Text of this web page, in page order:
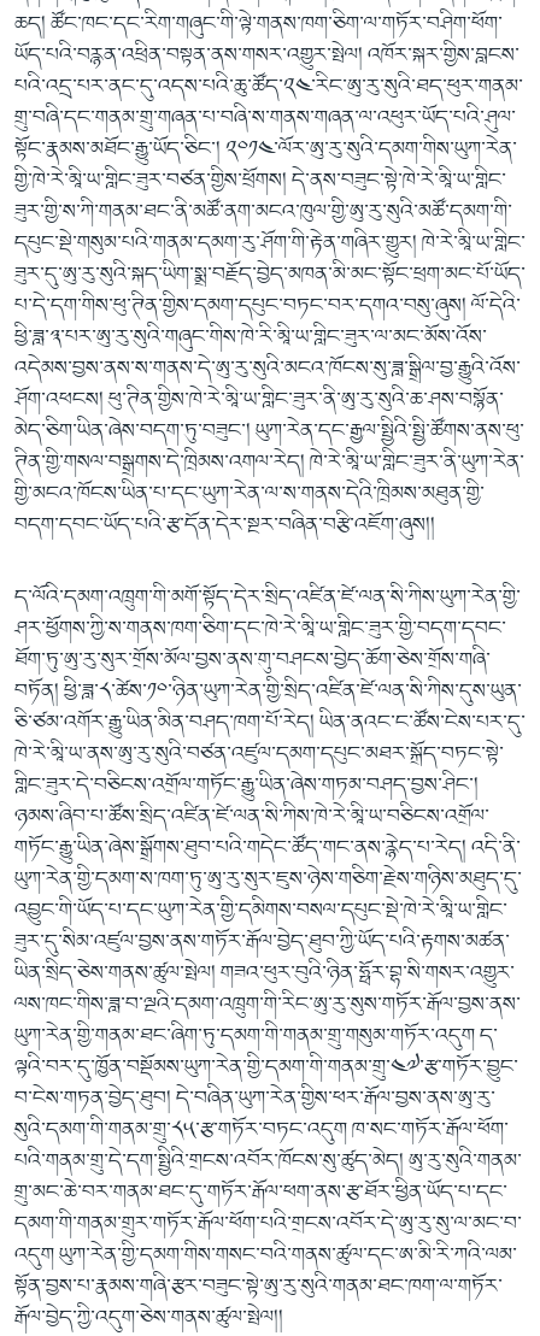
ཆད། ཚོང་ཁང་དང་རིག་གཞུང་གི་ལྟེ་གནས་ཁག་ཅིག་ལ་གཏོར་བཤིག་ཕོག་
ཡོད་པའི་བརྙན་འཕྲིན་བསྟན་ནས་གསར་འགྱུར་སྤེལ། འཁོར་སྐར་གྱིས་བླངས་
པའི་འདྲ་པར་ནང་དུ་འདས་པའི་ཆུ་ཚོད་༢༤་རིང་ཨུ་རུ་སུའི་ཐད་ཕུར་གནམ་
གྲུ་བཞི་དང་གནམ་གྲུ་གཞན་པ་བཞི་ས་གནས་གཞན་ལ་འཕུར་ཡོད་པའི་ཤུལ་
སྟོང་རྣམས་མཐོང་རྒྱུ་ཡོད་ཅིང་། ༢༠༡༤་ལོར་ཨུ་རུ་སུའི་དམག་གིས་ཡུཀ་རེན་
གྱི་ཁེ་རེ་མཱི་ཡ་གླིང་ཟུར་བཙན་གྱིས་ཕྲོགས། དེ་ནས་བཟུང་སྟེ་ཁེ་རེ་མཱི་ཡ་གླིང་
ཟུར་གྱི་ས་ཀི་གནམ་ཐང་ནི་མཚོ་ནག་མངའ་ཁུལ་གྱི་ཨུ་རུ་སུའི་མཚོ་དམག་གི་
དཔུང་སྡེ་གསུམ་པའི་གནམ་དམག་རུ་ཤོག་གི་རྟེན་གཞིར་གྱུར། ཁེ་རེ་མཱི་ཡ་གླིང་
ཟུར་དུ་ཨུ་རུ་སུའི་སྐད་ཡིག་སྨྲ་བརྗོད་བྱེད་མཁན་མི་མང་སྟོང་ཕྲག་མང་པོ་ཡོད་
པ་དེ་དག་གིས་ཕུ་ཊིན་གྱིས་དམག་དཔུང་བཏང་བར་དགའ་བསུ་ཞུས། ལོ་དེའི་
ཕྱི་ཟླ་༣་པར་ཨུ་རུ་སུའི་གཞུང་གིས་ཁེ་རི་མཱི་ཡ་གླིང་ཟུར་ལ་མང་མོས་འོས་
འདེམས་བྱས་ནས་ས་གནས་དེ་ཨུ་རུ་སུའི་མངའ་ཁོངས་སུ་ཟླ་སྒྲིལ་བྱ་རྒྱུའི་འོས་
ཤོག་འཕངས། ཕུ་ཊིན་གྱིས་ཁེ་རེ་མཱི་ཡ་གླིང་ཟུར་ནི་ཨུ་རུ་སུའི་ཆ་ཤས་བསྙོན་
མེད་ཅིག་ཡིན་ཞེས་བདག་ཏུ་བཟུང་། ཡུཀ་རེན་དང་རྒྱལ་སྤྱིའི་སྤྱི་ཚོགས་ནས་ཕུ་
ཊིན་གྱི་གསལ་བསྒྲགས་དེ་ཁྲིམས་འགལ་རེད། ཁེ་རེ་མཱི་ཡ་གླིང་ཟུར་ནི་ཡུཀ་རེན་
གྱི་མངའ་ཁོངས་ཡིན་པ་དང་ཡུཀ་རེན་ལ་ས་གནས་དེའི་ཁྲིམས་མཐུན་གྱི་
བདག་དབང་ཡོད་པའི་རྩ་དོན་དེར་སྔར་བཞིན་བརྩི་འཇོག་ཞུས།།
ད་ལོའི་དམག་འཁྲུག་གི་མགོ་སྟོད་དེར་སྲིད་འཛིན་ཛེ་ལན་སི་ཀིས་ཡུཀ་རེན་གྱི་
ཤར་ཕྱོགས་ཀྱི་ས་གནས་ཁག་ཅིག་དང་ཁེ་རེ་མཱི་ཡ་གླིང་ཟུར་གྱི་བདག་དབང་
ཐོག་ཏུ་ཨུ་རུ་སུར་གྲོས་མོལ་བྱས་ནས་གུ་བཤངས་བྱེད་ཆོག་ཅེས་གྲོས་གཞི་
བཏོན། ཕྱི་ཟླ་༨་ཚེས་༡༠་ཉིན་ཡུཀ་རེན་གྱི་སྲིད་འཛིན་ཛེ་ལན་སི་ཀིས་དུས་ཡུན་
ཅི་ཙམ་འགོར་རྒྱུ་ཡིན་མིན་བཤད་ཁག་པོ་རེད། ཡིན་ནའང་ང་ཚོས་ངེས་པར་དུ་
ཁེ་རེ་མཱི་ཡ་ནས་ཨུ་རུ་སུའི་བཙན་འཛུལ་དམག་དཔུང་མཐར་སྐྲོད་བཏང་སྟེ་
གླིང་ཟུར་དེ་བཅིངས་འགྲོལ་གཏོང་རྒྱུ་ཡིན་ཞེས་གཏམ་བཤད་བྱས་ཤིང་།
ཉམས་ཞིབ་པ་ཚོས་སྲིད་འཛིན་ཛེ་ལན་སི་ཀིས་ཁེ་རེ་མཱི་ཡ་བཅིངས་འགྲོལ་
གཏོང་རྒྱུ་ཡིན་ཞེས་སྒྲོགས་ཐུབ་པའི་གདེང་ཚོད་གང་ནས་རྙེད་པ་རེད། འདི་ནི་
ཡུཀ་རེན་གྱི་དམག་ས་ཁག་ཏུ་ཨུ་རུ་སུར་ཇུས་ཉེས་གཅིག་རྗེས་གཉིས་མཐུད་དུ་
འབྱུང་གི་ཡོད་པ་དང་ཡུཀ་རེན་གྱི་དམིགས་བསལ་དཔུང་སྡེ་ཁེ་རེ་མཱི་ཡ་གླིང་
ཟུར་དུ་སིམ་འཛུལ་བྱས་ནས་གཏོར་རྒོལ་བྱེད་ཐུབ་ཀྱི་ཡོད་པའི་རྟགས་མཚན་
ཡིན་སྲིད་ཅེས་གནས་ཚུལ་སྤེལ། གཟའ་ཕུར་བུའི་ཉིན་ཧྥོར་བྷ་སི་གསར་འགྱུར་
ལས་ཁང་གིས་ཟླ་བ་ལྔའི་དམག་འཁྲུག་གི་རིང་ཨུ་རུ་སུས་གཏོར་རྒོལ་བྱས་ནས་
ཡུཀ་རེན་གྱི་གནམ་ཐང་ཞིག་ཏུ་དམག་གི་གནམ་གྲུ་གསུམ་གཏོར་འདུག ད་
ལྟའི་བར་དུ་ཁྱོན་བསྡོམས་ཡུཀ་རེན་གྱི་དམག་གི་གནམ་གྲུ་༤༧་རྩ་གཏོར་བྱུང་
བ་ངེས་གཏན་བྱེད་ཐུབ། དེ་བཞིན་ཡུཀ་རེན་གྱིས་ཕར་རྒོལ་བྱས་ནས་ཨུ་རུ་
སུའི་དམག་གི་གནམ་གྲུ་༨༥་རྩ་གཏོར་བཏང་འདུག ཁ་སང་གཏོར་རྒོལ་ཕོག་
པའི་གནམ་གྲུ་དེ་དག་སྤྱིའི་གྲངས་འབོར་ཁོངས་སུ་ཚུད་མེད། ཨུ་རུ་སུའི་གནམ་
གྲུ་མང་ཆེ་བར་གནམ་ཐང་དུ་གཏོར་རྒོལ་ཕག་ནས་རྩ་ཐོར་ཕྱིན་ཡོད་པ་དང་
དམག་གི་གནམ་གྲུར་གཏོར་རྒོལ་ཕོག་པའི་གྲངས་འབོར་དེ་ཨུ་རུ་སུ་ལ་མང་བ་
འདུག ཡུཀ་རེན་གྱི་དམག་གིས་གསང་བའི་གནས་ཚུལ་དང་ཨ་མི་རི་ཀའི་ལམ་
སྟོན་བྱས་པ་རྣམས་གཞི་རྩར་བཟུང་སྟེ་ཨུ་རུ་སུའི་གནམ་ཐང་ཁག་ལ་གཏོར་
རྒོལ་བྱེད་ཀྱི་འདུག་ཅེས་གནས་ཚུལ་སྤེལ།།